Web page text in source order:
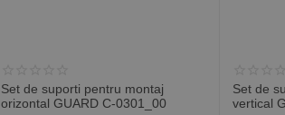
Set de suporti pentru montaj
orizontal GUARD C-0301_00
Set de
vertical